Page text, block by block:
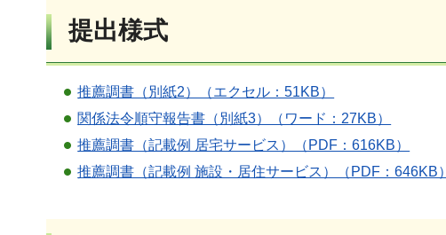
提出様式
推薦調書（別紙2）（エクセル：51KB）
関係法令順守報告書（別紙3）（ワード：27KB）
推薦調書（記載例 居宅サービス）（PDF：616KB）
推薦調書（記載例 施設・居住サービス）（PDF：646KB）